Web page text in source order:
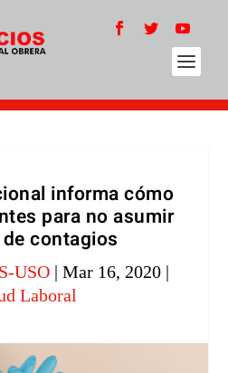
informa cómo
para no asumir
contagios
USO | Mar 16, 2020 |
Laboral